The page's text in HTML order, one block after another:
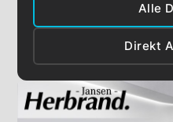
Alle
Direkt